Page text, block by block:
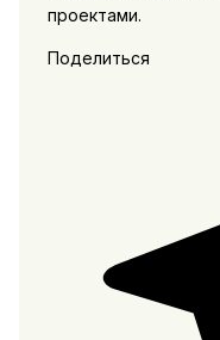
проектами.
Поделиться